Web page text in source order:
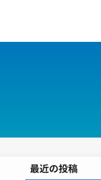
最近の投稿